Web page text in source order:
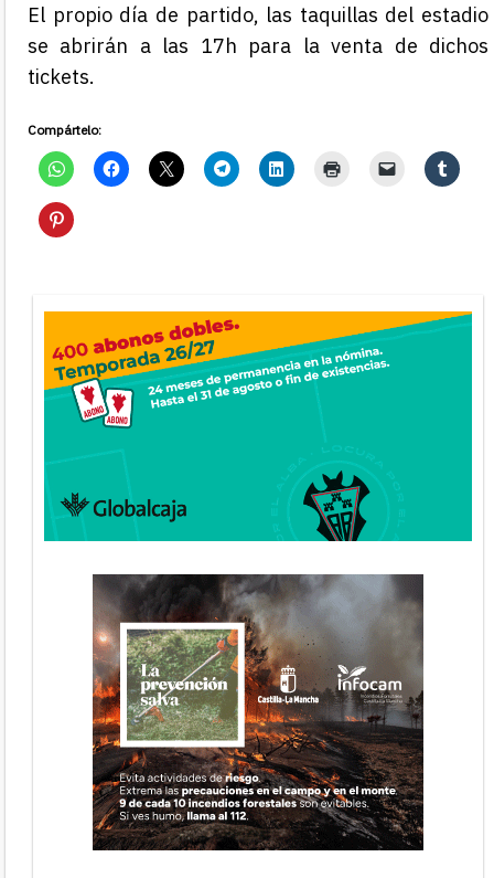
El propio día de partido, las taquillas del estadio
se abrirán a las 17h para la venta de dichos
tickets.
Compártelo: